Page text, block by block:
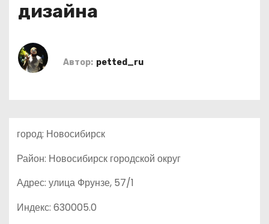
дизайна
Автор: petted_ru
город: Новосибирск
Район: Новосибирск городской округ
Адрес: улица Фрунзе, 57/1
Индекс: 630005.0